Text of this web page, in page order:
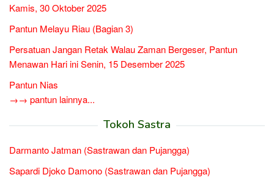
Kamis, 30 Oktober 2025
Pantun Melayu Riau (Bagian 3)
Persatuan Jangan Retak Walau Zaman Bergeser, Pantun
Menawan Hari ini Senin, 15 Desember 2025
Pantun Nias
→→ pantun lainnya...
Tokoh Sastra
Darmanto Jatman (Sastrawan dan Pujangga)
Sapardi Djoko Damono (Sastrawan dan Pujangga)